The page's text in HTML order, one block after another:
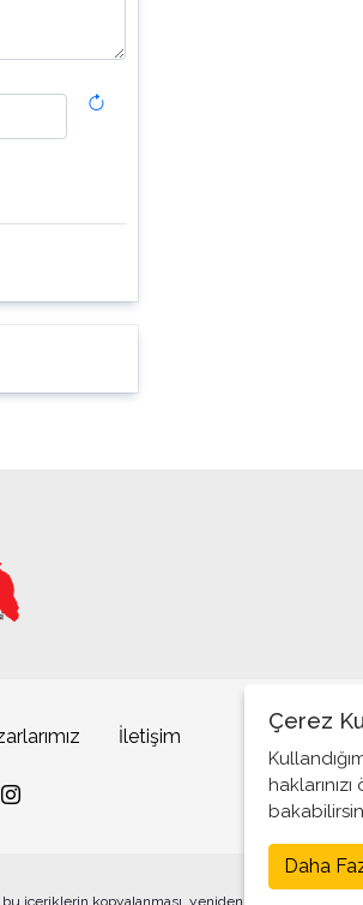
Hangi Bayram?
Antalya vizyoner
Aykavital ve
Siyaset bu değil…
İletişim
kopyalanması, yeniden yayınlanması veya
Çerez
Daha